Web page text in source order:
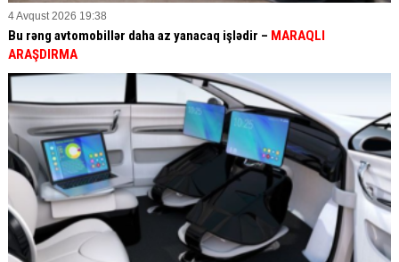
4 Avqust 2026 19:38
Bu rəng avtomobillər daha az yanacaq işlədir – MARAQLI
ARAŞDIRMA